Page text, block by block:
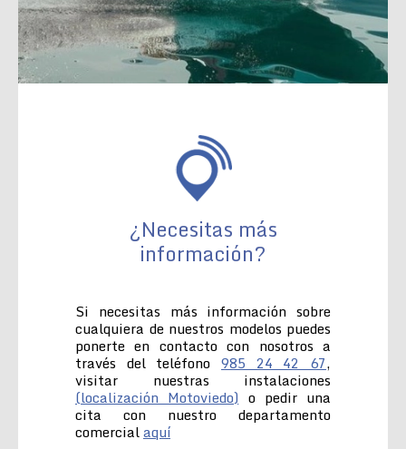
¿Necesitas más
información?
Si necesitas más información sobre
cualquiera de nuestros modelos puedes
ponerte en contacto con nosotros a
través del teléfono 985 24 42 67,
visitar nuestras instalaciones
(localización Motoviedo) o pedir una
cita con nuestro departamento
comercialaquí